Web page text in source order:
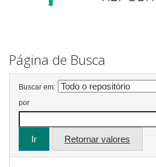
Página de Busca
Buscar em:
por
Retornar valores